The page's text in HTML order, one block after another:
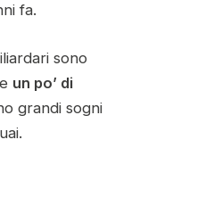
fa.
sono
un po’ di
grandi sogni